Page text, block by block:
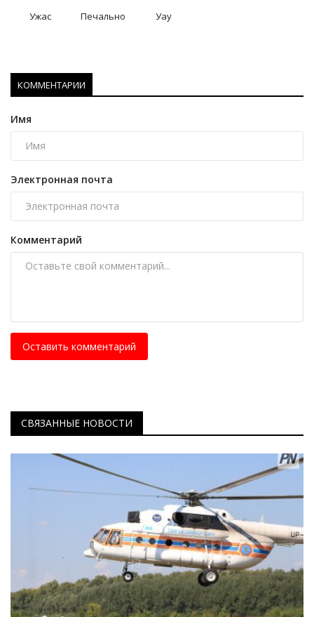
Ужас Печально Уау
КОММЕНТАРИИ
Имя
Электронная почта
Комментарий
Оставить комментарий
СВЯЗАННЫЕ НОВОСТИ